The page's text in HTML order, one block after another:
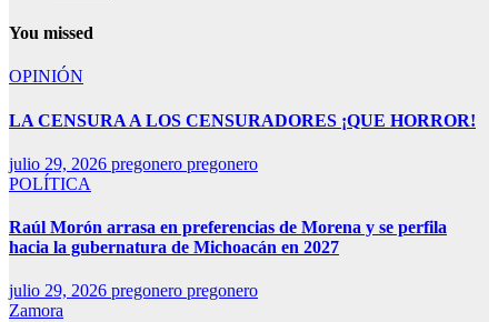
You missed
OPINIÓN
LA CENSURA A LOS CENSURADORES ¡QUE HORROR!
julio 29, 2026 pregonero pregonero
POLÍTICA
Raúl Morón arrasa en preferencias de Morena y se perfila
hacia la gubernatura de Michoacán en 2027
julio 29, 2026 pregonero pregonero
Zamora